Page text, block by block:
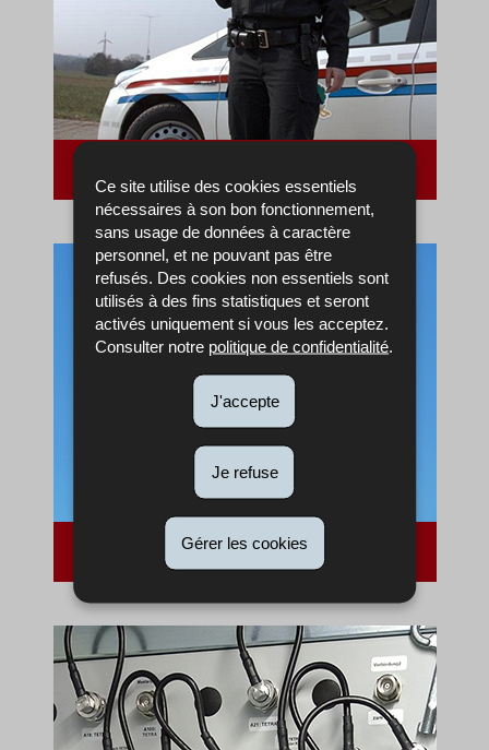
Ce site utilise des cookies essentiels
nécessaires à son bon fonctionnement,
sans usage de données à caractère
personnel, et ne pouvant pas être
refusés. Des cookies non essentiels sont
utilisés à des fins statistiques et seront
activés uniquement si vous les acceptez.
Consulter notre politique de confidentialité.
J'accepte
Je refuse
Gérer les cookies
TETRA